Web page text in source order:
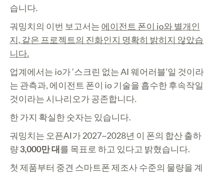
습니다.
궈밍치의 이번 보고서는 에이전트 폰이 io와 별개인
지, 같은 프로젝트의 진화인지 명확히 밝히지 않았습
니다.
업계에서는 io가 ‘스크린 없는 AI 웨어러블’일 것이라
는 관측과, 에이전트 폰이 io 기술을 흡수한 후속작일
것이라는 시나리오가 공존합니다.
한 가지 확실한 숫자는 있습니다.
궈밍치는 오픈AI가 2027~2028년 이 폰의 합산 출하
량3,000만 대를 목표로 하고 있다고 밝혔습니다.
첫 제품부터 중견 스마트폰 제조사 수준의 물량을 계